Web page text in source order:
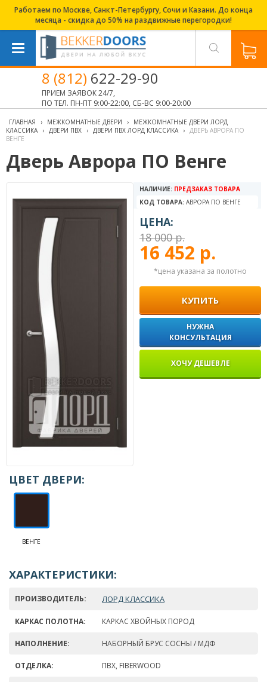
Работаем по Москве, Санкт-Петербургу, Сочи и Казани. До конца
месяца - скидка до 50% на раздвижные перегородки!
8 (812) 622-29-90
ПРИЕМ ЗАЯВОК 24/7,
ПО ТЕЛ. ПН-ПТ 9:00-22:00, СБ-ВС 9:00-20:00
ГЛАВНАЯ › МЕЖКОМНАТНЫЕ ДВЕРИ ›
МЕЖКОМНАТНЫЕ ДВЕРИ ЛОРД
КЛАССИКА
› ДВЕРИ ПВХ › ДВЕРИ ПВХ ЛОРД КЛАССИКА › ДВЕРЬ АВРОРА ПО
ВЕНГЕ
Дверь Аврора ПО Венге
НАЛИЧИЕ: ПРЕДЗАКАЗ ТОВАРА
КОД ТОВАРА: АВРОРА ПО ВЕНГЕ
ЦЕНА:
18 000 р.
16 452 р.
*цена указана за полотно
КУПИТЬ
НУЖНА
КОНСУЛЬТАЦИЯ
ХОЧУ ДЕШЕВЛЕ
ЦВЕТ ДВЕРИ:
ВЕНГЕ
ХАРАКТЕРИСТИКИ:
ПРОИЗВОДИТЕЛЬ: ЛОРД КЛАССИКА
КАРКАС ПОЛОТНА: КАРКАС ХВОЙНЫХ ПОРОД
НАПОЛНЕНИЕ: НАБОРНЫЙ БРУС СОСНЫ / МДФ
ОТДЕЛКА: ПВХ, FIBERWOOD